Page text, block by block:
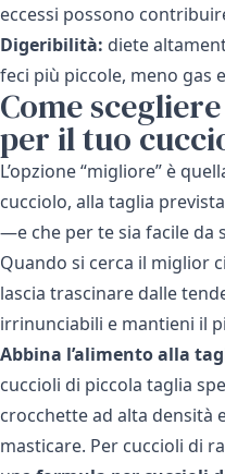
eccessi possono
Digeribilità: diete
feci più piccole, meno gas
Come
per il tuo
L’opzione “migliore” è
cucciolo, alla taglia
—e che per te sia facile da
Quando si cerca il miglior
lascia trascinare dalle
irrinunciabili e mantieni il
Abbina l’alimento alla
cuccioli di piccola taglia
crocchette ad alta densità
masticare. Per cuccioli di